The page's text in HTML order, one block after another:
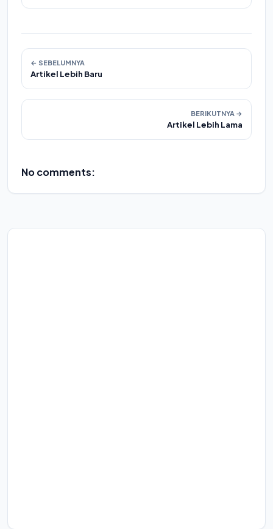
← SEBELUMNYA
Artikel Lebih Baru
BERIKUTNYA →
Artikel Lebih Lama
No comments: